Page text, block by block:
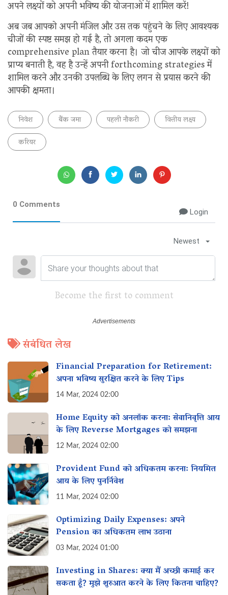
अपने लक्ष्यों को अपनी भविष्य की योजनाओं में शामिल करें!
अब जब आपको अपनी मंजिल और उस तक पहुंचने के लिए आवश्यक
चीजों की स्पष्ट समझ हो गई है, तो अगला कदम एक
comprehensive plan तैयार करना है। जो चीज आपके लक्ष्यों को
प्राप्य बनाती है, वह है उन्हें अपनी forthcoming strategies में
शामिल करने और उनकी उपलब्धि के लिए लगन से प्रयास करने की
आपकी क्षमता।
निवेश बैंक जमा पहली नौकरी
वित्तीय लक्ष्य
करियर
0 Comments
Login
Newest
Become the first to comment
संबंधित लेख
Financial Preparation for Retirement:
अपना भविष्य सुरक्षित करने के लिए Tips
14 Mar, 2024 02:00
Home Equity को अनलॉक करना: सेवानिवृत्ति आय
के लिए Reverse Mortgages को समझना
12 Mar, 2024 02:00
Provident Fund को अधिकतम करना: नियमित
आय के लिए पुनर्निवेश
11 Mar, 2024 02:00
Optimizing Daily Expenses: अपने
Pension का अधिकतम लाभ उठाना
03 Mar, 2024 01:00
Investing in Shares: क्या मैं अच्छी कमाई कर
सकता हूँ? मुझे शुरुआत करने के लिए कितना चाहिए?